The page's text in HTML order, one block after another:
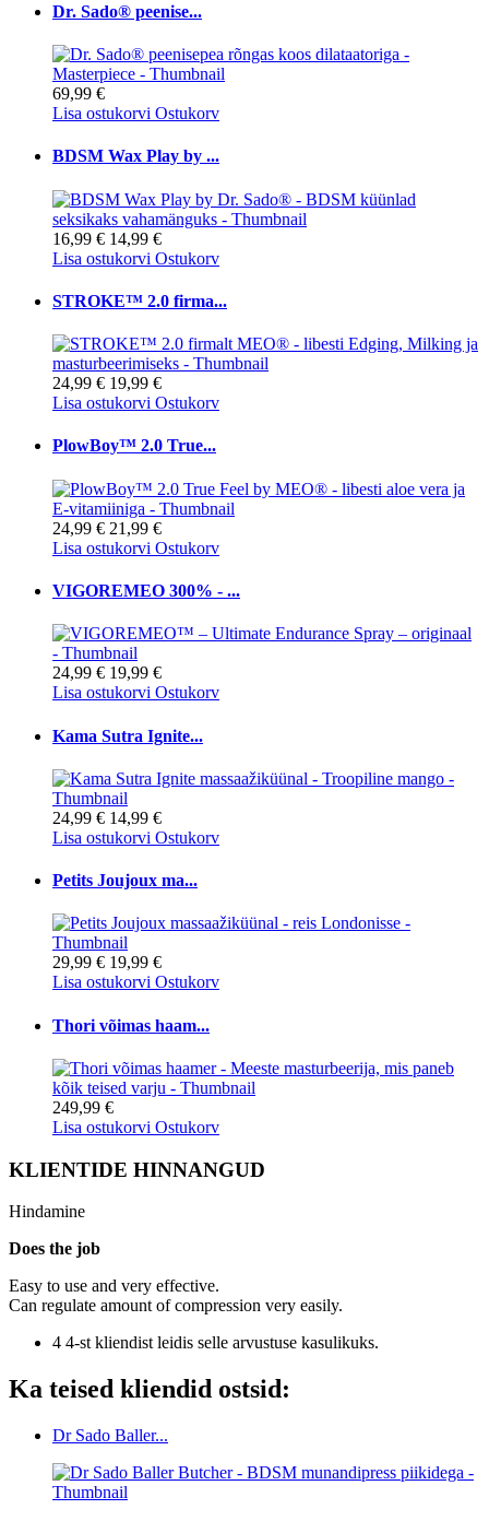
Dr. Sado® peenise...
69,99 €
Lisa ostukorvi Ostukorv
BDSM Wax Play by ...
16,99 € 14,99 €
Lisa ostukorvi Ostukorv
STROKE™ 2.0 firma...
24,99 € 19,99 €
Lisa ostukorvi Ostukorv
PlowBoy™ 2.0 True...
24,99 € 21,99 €
Lisa ostukorvi Ostukorv
VIGOREMEO 300% - ...
24,99 € 19,99 €
Lisa ostukorvi Ostukorv
Kama Sutra Ignite...
24,99 € 14,99 €
Lisa ostukorvi Ostukorv
Petits Joujoux ma...
29,99 € 19,99 €
Lisa ostukorvi Ostukorv
Thori võimas haam...
249,99 €
Lisa ostukorvi Ostukorv
KLIENTIDE HINNANGUD
Hindamine
Does the job
Easy to use and very effective.
Can regulate amount of compression very easily.
4 4-st kliendist leidis selle arvustuse kasulikuks.
Ka teised kliendid ostsid:
Dr Sado Baller...